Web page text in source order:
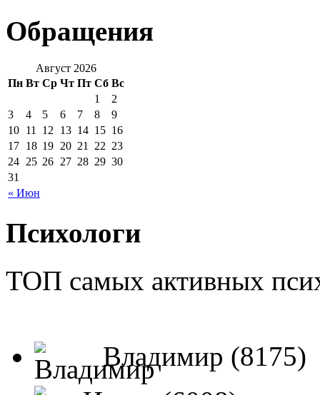
Обращения
Август 2026
Пн Вт Ср Чт Пт Сб Вс
« Июн
1
2
3
4 5 6 7 8
9
10 11 12 13 14 15 16
17 18 19 20 21 22 23
24 25 26 27 28 29 30
31
Психологи
ТОП самых активных
Владимир (8175)